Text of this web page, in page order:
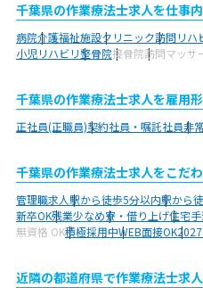
千葉県の作業療法士求人を仕事
病院介護福祉施設クリニック訪問リハ
小児リハビリ整骨院接骨院訪問マッサ
千葉県の作業療法士求人を雇用
正社員(正職員)契約社員・嘱託社員非
千葉県の作業療法士求人をこだ
管理職求人駅から徒歩5分以内駅から
新卒OK残業少なめ寮・借り上げ住宅
無資格 OK積極採用中WEB面接OK
近隣の都道府県で作業療法士求